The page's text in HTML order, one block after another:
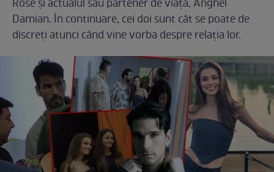
Rose și actualul său partener de viață, Anghel
Damian. În continuare, cei doi sunt cât se poate de
discreți atunci când vine vorba despre relația lor.